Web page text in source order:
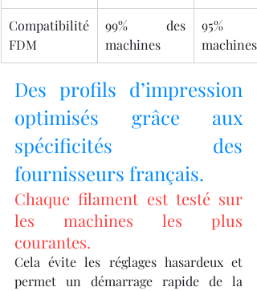
Compatibilité
FDM
99% des
machines
95%
machines
Des profils d’impression
optimisés grâce aux
spécificités des
fournisseurs français.
Chaque filament est testé sur
les machines les plus
courantes.
Cela évite les réglages hasardeux et
permet un démarrage rapide de la